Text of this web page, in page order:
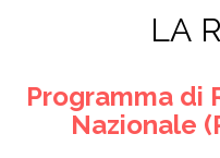
LA
Programma di
Nazionale